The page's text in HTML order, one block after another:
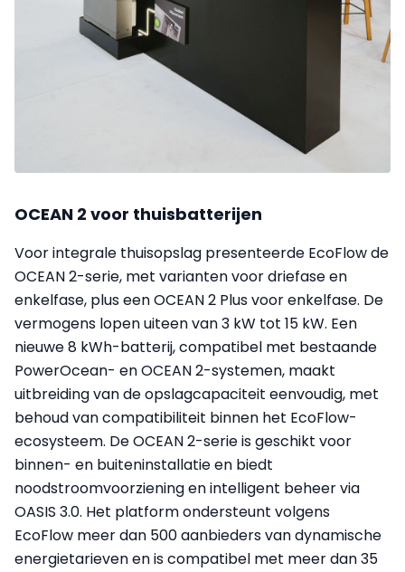
OCEAN 2 voor thuisbatterijen
Voor integrale thuisopslag presenteerde EcoFlow de
OCEAN 2-serie, met varianten voor driefase en
enkelfase, plus een OCEAN 2 Plus voor enkelfase. De
vermogens lopen uiteen van 3 kW tot 15 kW. Een
nieuwe 8 kWh-batterij, compatibel met bestaande
PowerOcean- en OCEAN 2-systemen, maakt
uitbreiding van de opslagcapaciteit eenvoudig, met
behoud van compatibiliteit binnen het EcoFlow-
ecosysteem. De OCEAN 2-serie is geschikt voor
binnen- en buiteninstallatie en biedt
noodstroomvoorziening en intelligent beheer via
OASIS 3.0. Het platform ondersteunt volgens
EcoFlow meer dan 500 aanbieders van dynamische
energietarieven en is compatibel met meer dan 35